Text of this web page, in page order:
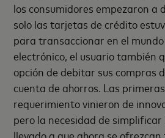
los consumidores empezaron a
solo las tarjetas de crédito
para transaccionar en el
electrónico, el usuario también
opción de debitar sus compras
cuenta de ahorros. Las
requerimiento vinieron de
pero la necesidad de simplificar
llevado a que ahora se